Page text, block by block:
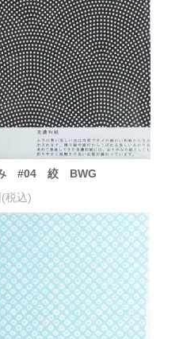
#04 絞 BWG
税込)